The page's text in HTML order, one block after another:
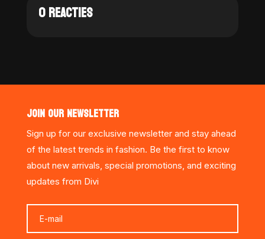
0 REACTIES
JOIN OUR NEWSLETTER
Sign up for our exclusive newsletter and stay ahead
of the latest trends in fashion. Be the first to know
about new arrivals, special promotions, and exciting
updates from Divi